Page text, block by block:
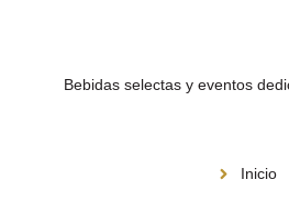
Bebidas selectas y eventos
Inicio